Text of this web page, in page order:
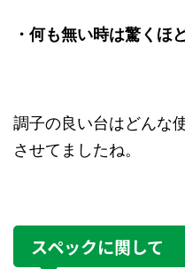
・何も無い時は驚くほ
調子の良い台はどんな
させてましたね。
スペックに関して